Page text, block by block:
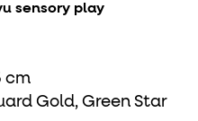
sensory play
cm
Gold, Green Star